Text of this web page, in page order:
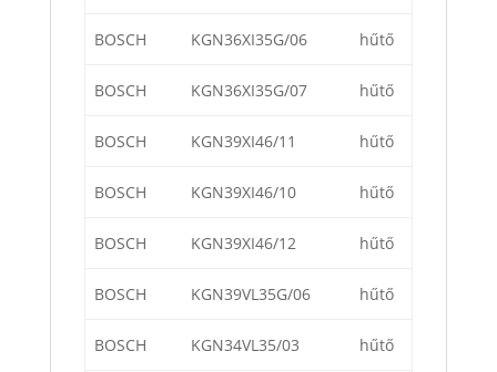
BOSCH KGN36XI35G/06 hűtő
BOSCH KGN36XI35G/07 hűtő
BOSCH KGN39XI46/11 hűtő
BOSCH KGN39XI46/10 hűtő
BOSCH KGN39XI46/12 hűtő
BOSCH KGN39VL35G/06 hűtő
BOSCH KGN34VL35/03 hűtő